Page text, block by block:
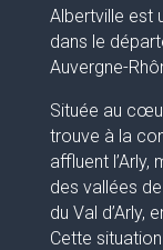
Albertville est
dans le
Auvergne-
Située au
trouve à la
affluent
des vallées
du Val d’Arly,
Cette